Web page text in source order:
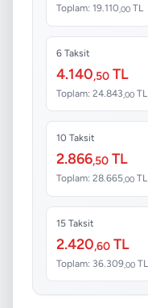
Toplam: 19.110 ,00 TL
6 Taksit
4.140,50 TL
Toplam: 24.843 ,00 TL
10 Taksit
2.866,50 TL
Toplam: 28.665,00 TL
15 Taksit
2.420,60 TL
Toplam: 36.309,00 TL